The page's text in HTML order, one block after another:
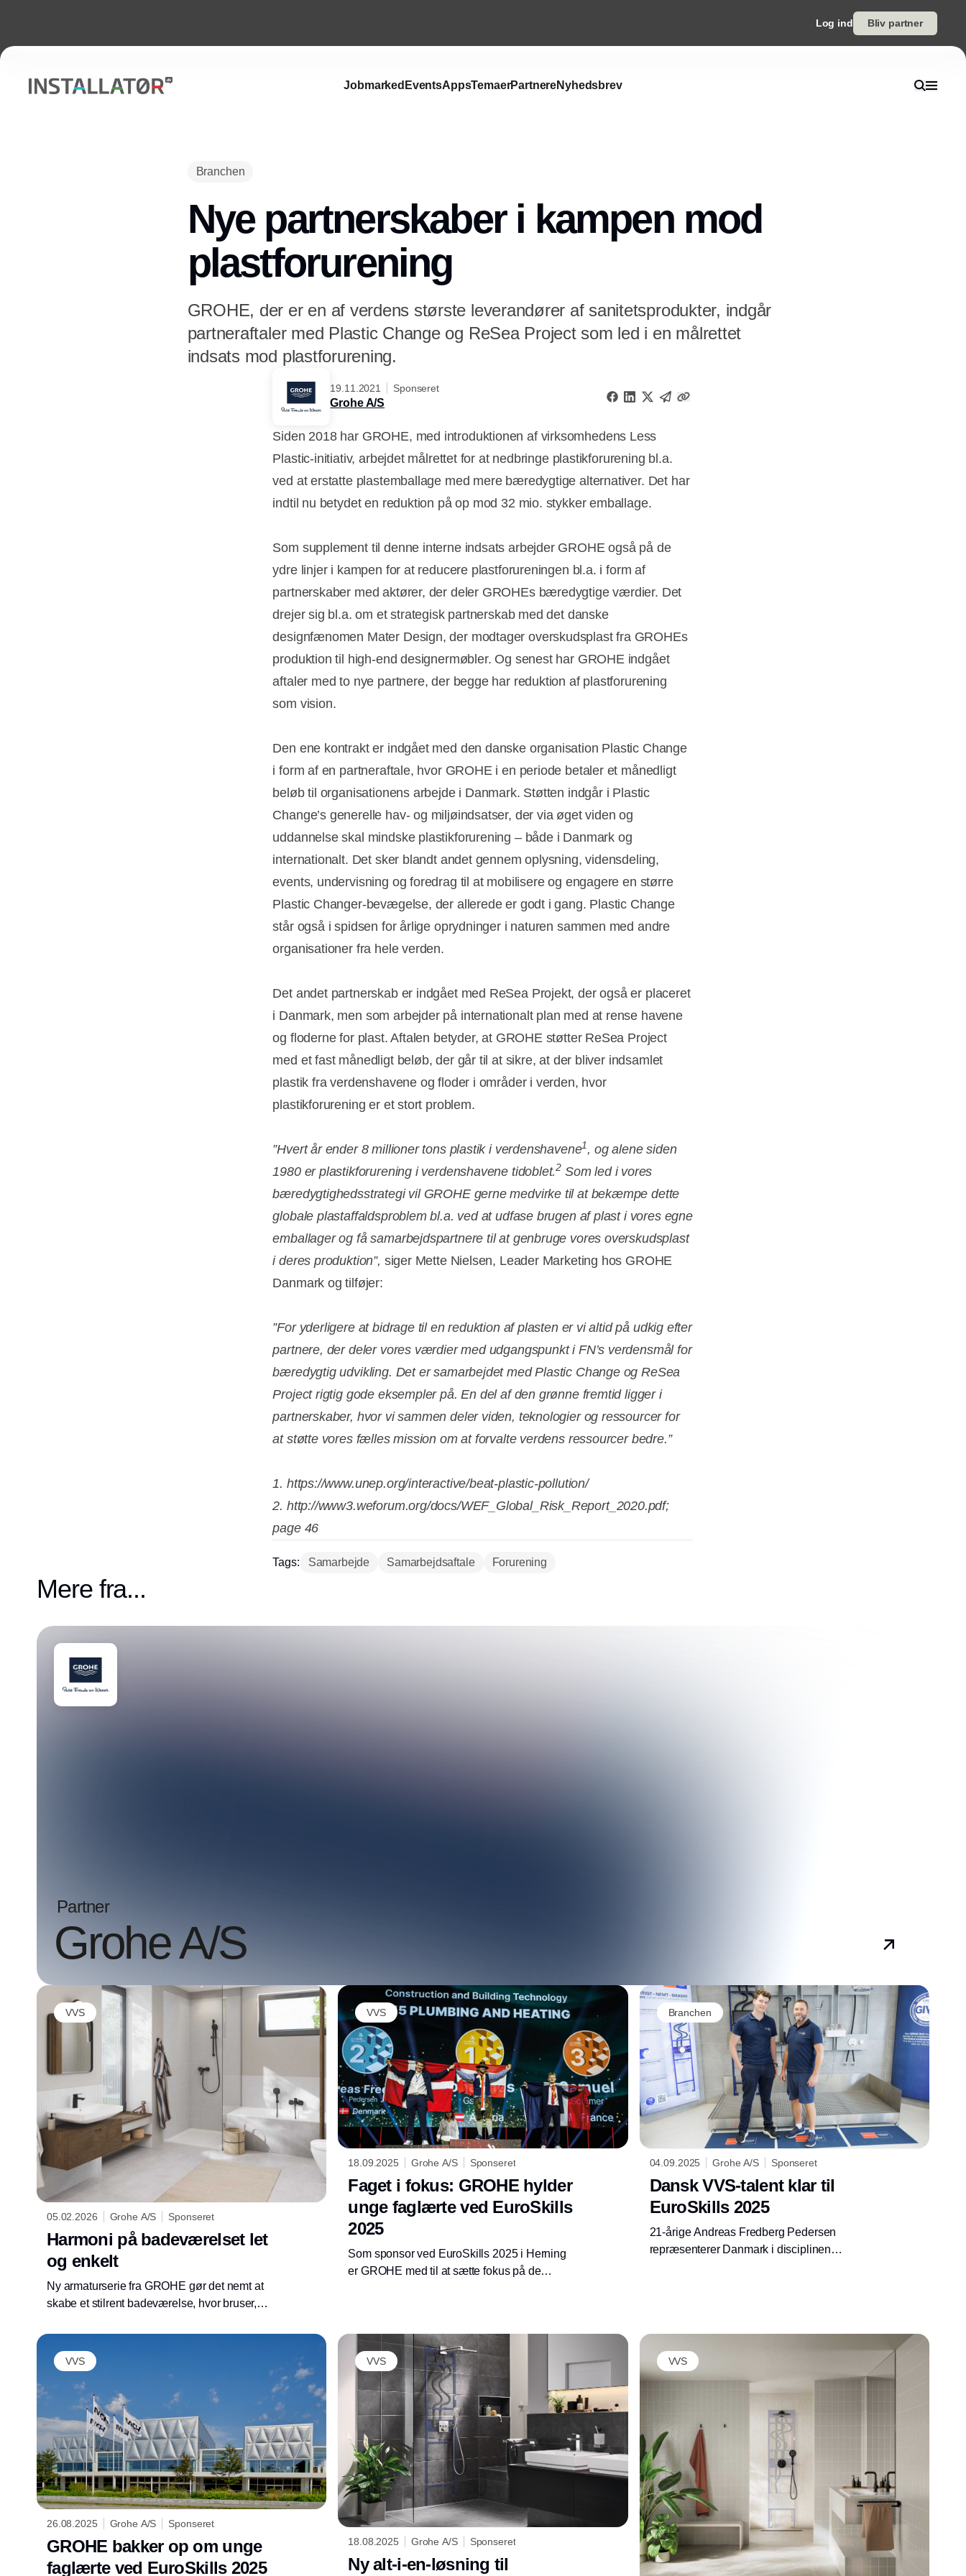
Log ind Bliv partner
Jobmarked EventsAppsTemaerPartnereNyhedsbrev
Branchen
Nye partnerskaber i kampen mod
plastforurening
GROHE, der er en af verdens største leverandører af sanitetsprodukter, indgår
partneraftaler med Plastic Change og ReSea Project som led i en målrettet
indsats mod plastforurening.
19.11.2021 Sponseret
Grohe A/S
Siden 2018 har GROHE, med introduktionen af virksomhedens Less
Plastic-initiativ, arbejdet målrettet for at nedbringe plastikforurening bl.a.
ved at erstatte plastemballage med mere bæredygtige alternativer. Det har
indtil nu betydet en reduktion på op mod 32 mio. stykker emballage.
Som supplement til denne interne indsats arbejder GROHE også på de
ydre linjer i kampen for at reducere plastforureningen bl.a. i form af
partnerskaber med aktører, der deler GROHEs bæredygtige værdier. Det
drejer sig bl.a. om et strategisk partnerskab med det danske
designfænomen Mater Design, der modtager overskudsplast fra GROHEs
produktion til high-end designermøbler. Og senest har GROHE indgået
aftaler med to nye partnere, der begge har reduktion af plastforurening
som vision.
Den ene kontrakt er indgået med den danske organisation Plastic Change
i form af en partneraftale, hvor GROHE i en periode betaler et månedligt
beløb til organisationens arbejde i Danmark. Støtten indgår i Plastic
Change’s generelle hav- og miljøindsatser, der via øget viden og
uddannelse skal mindske plastikforurening – både i Danmark og
internationalt. Det sker blandt andet gennem oplysning, vidensdeling,
events, undervisning og foredrag til at mobilisere og engagere en større
Plastic Changer-bevægelse, der allerede er godt i gang. Plastic Change
står også i spidsen for årlige oprydninger i naturen sammen med andre
organisationer fra hele verden.
Det andet partnerskab er indgået med ReSea Projekt, der også er placeret
i Danmark, men som arbejder på internationalt plan med at rense havene
og floderne for plast. Aftalen betyder, at GROHE støtter ReSea Project
med et fast månedligt beløb, der går til at sikre, at der bliver indsamlet
plastik fra verdenshavene og floder i områder i verden, hvor
plastikforurening er et stort problem.
”Hvert år ender 8 millioner tons plastik i verdenshavene1, og alene siden
1980 er plastikforurening i verdenshavene tidoblet.2 Som led i vores
bæredygtighedsstrategi vil GROHE gerne medvirke til at bekæmpe dette
globale plastaffaldsproblem bl.a. ved at udfase brugen af plast i vores egne
emballager og få samarbejdspartnere til at genbruge vores overskudsplast
i deres produktion”, siger Mette Nielsen, Leader Marketing hos GROHE
Danmark og tilføjer:
”For yderligere at bidrage til en reduktion af plasten er vi altid på udkig efter
partnere, der deler vores værdier med udgangspunkt i FN’s verdensmål for
bæredygtig udvikling. Det er samarbejdet med Plastic Change og ReSea
Project rigtig gode eksempler på. En del af den grønne fremtid ligger i
partnerskaber, hvor vi sammen deler viden, teknologier og ressourcer for
at støtte vores fælles mission om at forvalte verdens ressourcer bedre.”
1. https://www.unep.org/interactive/beat-plastic-pollution/
2. http://www3.weforum.org/docs/WEF_Global_Risk_Report_2020.pdf;
page 46
Tags: Samarbejde Samarbejdsaftale Forurening
Mere fra...
Partner
Grohe A/S
VVS
05.02.2026 Grohe A/S Sponseret
Harmoni på badeværelset let
og enkelt
Ny armaturserie fra GROHE gør det nemt at
skabe et stilrent badeværelse, hvor bruser,
VVS
18.09.2025 Grohe A/S Sponseret
Faget i fokus: GROHE hylder
unge faglærte ved EuroSkills
2025
Som sponsor ved EuroSkills 2025 i Herning
er GROHE med til at sætte fokus på de
Johannes Gstrein – og sølvet blev sendt med
Andreas Fredberg Pedersen hjem til
Vestjylland.
Branchen
04.09.2025 Grohe A/S Sponseret
Dansk VVS-talent klar til
EuroSkills 2025
21-årige Andreas Fredberg Pedersen
repræsenterer Danmark i disciplinen
VVS
26.08.2025 Grohe A/S Sponseret
GROHE bakker op om unge
faglærte ved EuroSkills 2025
VVS
18.08.2025 Grohe A/S Sponseret
Ny alt-i-en-løsning til
VVS